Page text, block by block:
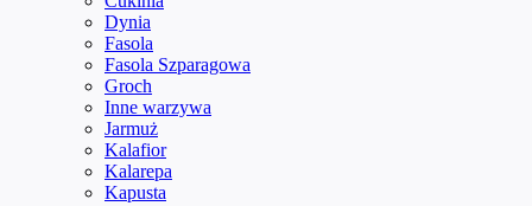
Dynia
Fasola
Fasola Szparagowa
Groch
Inne warzywa
Jarmuż
Kalafior
Kalarepa
Kapusta